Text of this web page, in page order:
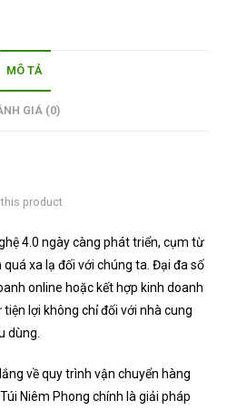
MÔ TẢ
GIÁ (0)
this product
4.0 ngày càng phát triển, cụm từ
xa lạ đối với chúng ta. Đại đa số
online hoặc kết hợp kinh doanh
lợi không chỉ đối với nhà cung
dùng.
về quy trình vận chuyển hàng
Niêm Phong chính là giải pháp